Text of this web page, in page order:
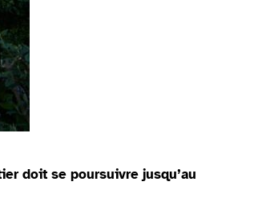
doit se poursuivre jusqu’au